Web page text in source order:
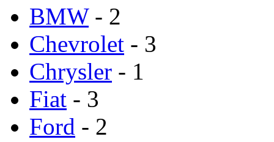
BMW- 2
Chevrolet - 3
Chrysler - 1
Fiat - 3
Ford - 2